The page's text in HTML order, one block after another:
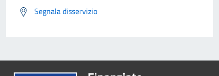
Segnala disservizio